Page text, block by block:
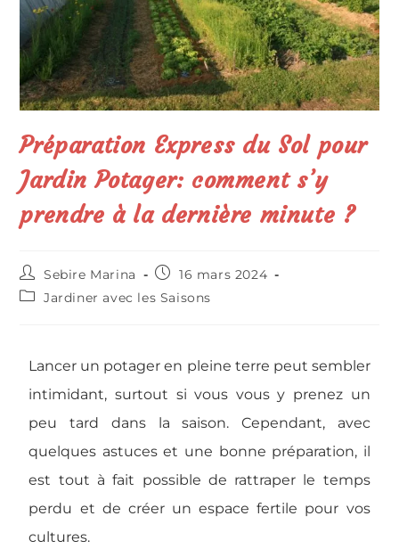
Préparation Express du Sol pour
Jardin Potager: comment s’y
prendre à la dernière minute ?
Sebire Marina
16 mars 2024
Jardiner avec les Saisons
Lancer un potager en pleine terre peut sembler
intimidant, surtout si vous vous y prenez un
peu tard dans la saison. Cependant, avec
quelques astuces et une bonne préparation, il
est tout à fait possible de rattraper le temps
perdu et de créer un espace fertile pour vos
cultures.